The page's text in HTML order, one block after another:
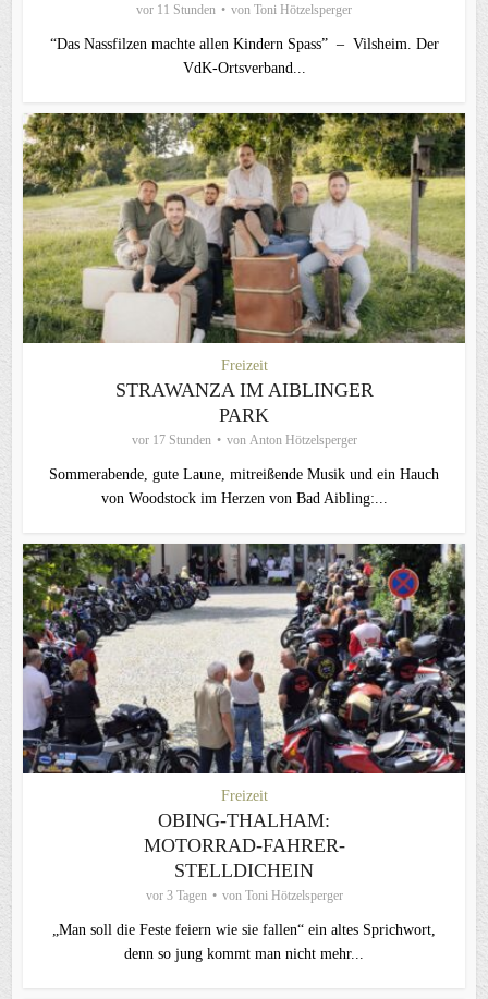
vor 11 Stunden von Toni Hötzelsperger
“Das Nassfilzen machte allen Kindern Spass” – Vilsheim. Der
VdK-Ortsverband...
Freizeit
STRAWANZA IM AIBLINGER
PARK
vor 17 Stunden von Anton Hötzelsperger
Sommerabende, gute Laune, mitreißende Musik und ein Hauch
von Woodstock im Herzen von Bad Aibling:...
Freizeit
OBING-THALHAM:
MOTORRAD-FAHRER-
STELLDICHEIN
vor 3 Tagen von Toni Hötzelsperger
„Man soll die Feste feiern wie sie fallen“ ein altes Sprichwort,
denn so jung kommt man nicht mehr...